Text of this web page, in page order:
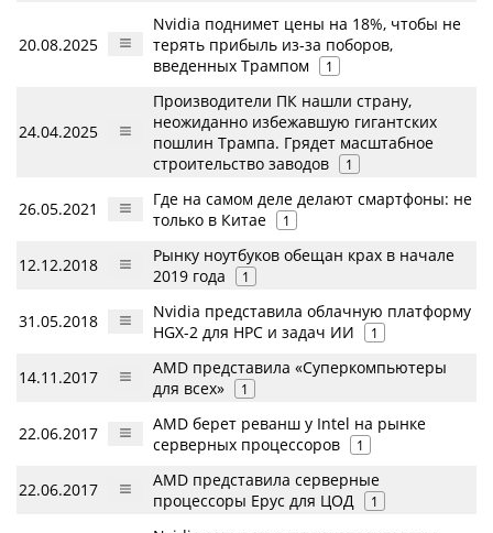
20.08.2025
Nvidia поднимет цены на 18%, чтобы не
терять прибыль из-за поборов,
введенных Трампом
1
24.04.2025
Производители ПК нашли страну,
неожиданно избежавшую гигантских
пошлин Трампа. Грядет масштабное
строительство заводов
1
26.05.2021
Где на самом деле делают смартфоны: не
только в Китае
1
12.12.2018
Рынку ноутбуков обещан крах в начале
2019 года
1
31.05.2018
Nvidia представила облачную платформу
HGX-2 для HPC и задач ИИ
1
14.11.2017
AMD представила «Суперкомпьютеры
для всех»
1
22.06.2017
AMD берет реванш у Intel на рынке
серверных процессоров
1
22.06.2017
AMD представила серверные
процессоры Epyc для ЦОД
1